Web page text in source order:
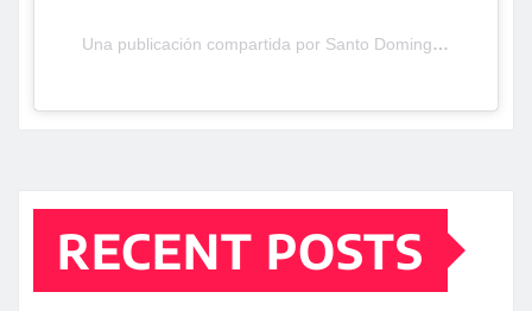
Una publicación compartida por Santo Domingo Oeste TV (@santodomingooestetv)
RECENT POSTS